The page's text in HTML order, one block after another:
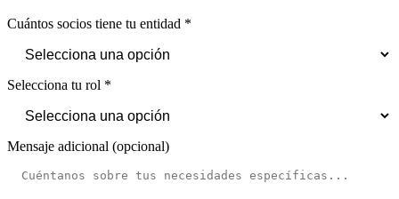
Cuántos socios tiene tu entidad *
Selecciona tu rol *
Mensaje adicional (opcional)